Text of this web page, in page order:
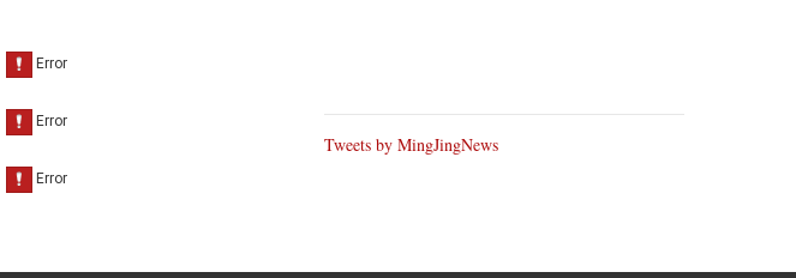
Tweets by MingJingNews